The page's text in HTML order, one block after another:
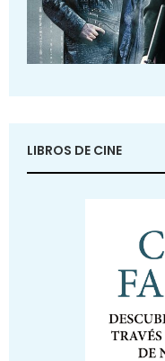
LIBROS DE CINE